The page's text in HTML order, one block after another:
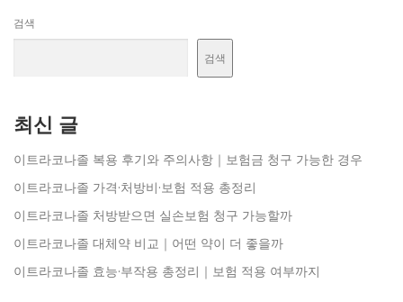
검색
검색
최신 글
이트라코나졸 복용 후기와 주의사항｜보험금 청구 가능한 경우
이트라코나졸 가격·처방비·보험 적용 총정리
이트라코나졸 처방받으면 실손보험 청구 가능할까
이트라코나졸 대체약 비교｜어떤 약이 더 좋을까
이트라코나졸 효능·부작용 총정리｜보험 적용 여부까지